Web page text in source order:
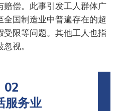
赔偿。此事引发工人群体广
国制造业中普遍存在的超
限等问题。其他工人也指
视。
02
服务业